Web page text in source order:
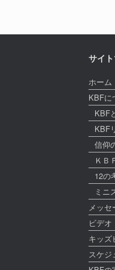
サイ
ホーム
KBFに
KBF
KBF
信仰
ＫＢ
12の
ミニ
メッセ
ビデオ
キッズ
スケジ